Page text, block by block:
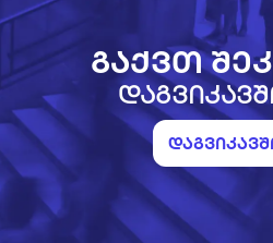
გაქვთ